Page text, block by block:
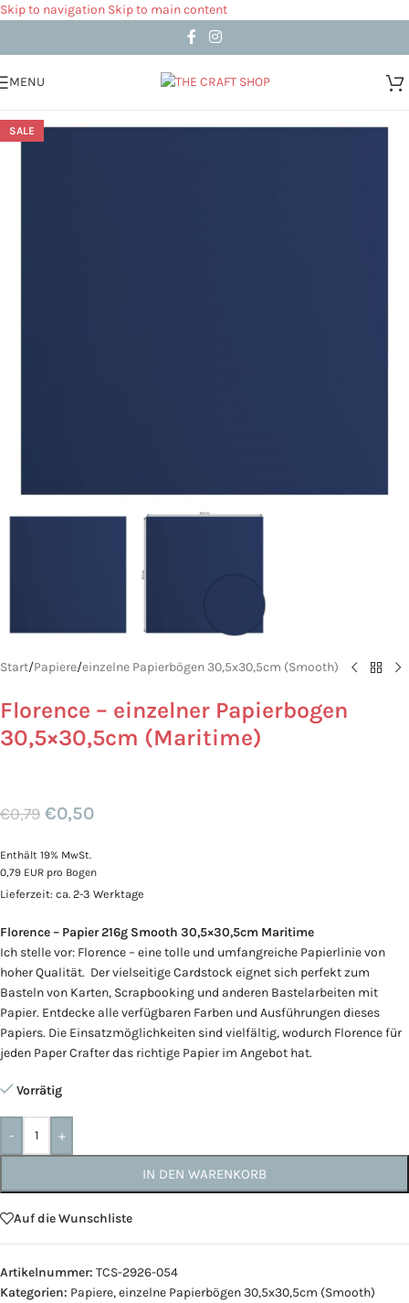
Skip to navigation Skip to main content
MENU
SALE
Start/Papiere/einzelne Papierbögen 30,5x30,5cm (Smooth)
Florence – einzelner Papierbogen
30,5×30,5cm (Maritime)
€0,79 €0,50
Enthält 19% MwSt.
0,79 EUR pro Bogen
Lieferzeit: ca. 2-3 Werktage
Florence – Papier 216g Smooth 30,5×30,5cm Maritime
Ich stelle vor: Florence – eine tolle und umfangreiche Papierlinie von
hoher Qualität. Der vielseitige Cardstock eignet sich perfekt zum
Basteln von Karten, Scrapbooking und anderen Bastelarbeiten mit
Papier. Entdecke alle verfügbaren Farben und Ausführungen dieses
Papiers. Die Einsatzmöglichkeiten sind vielfältig, wodurch Florence für
jeden Paper Crafter das richtige Papier im Angebot hat.
Vorrätig
- +
IN DEN WARENKORB
Auf die Wunschliste
Artikelnummer: TCS-2926-054
Kategorien: Papiere,einzelne Papierbögen 30,5x30,5cm (Smooth)